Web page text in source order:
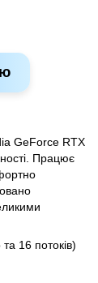
GeForce RTX
Працює
16 потоків)